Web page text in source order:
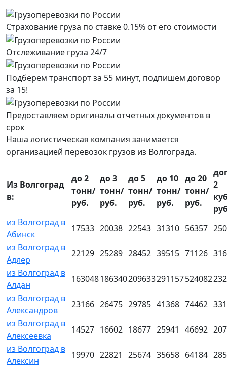
Страхование груза по ставке 0.15% от его стоимости
Отслеживание груза 24/7
Подберем транспорт за 55 минут, подпишем договор
за 15!
Предоставляем оригиналы отчетных документов в
срок
Наша логистическая компания занимается
организацией перевозок грузов из Волгограда.
Из Волгоград
в:
до 2
тонн/
руб.
до 3
тонн/
руб.
до 5
тонн/
руб.
до 10
тонн/
руб.
до 20
тонн/
руб.
2
из Волгоград в
Абинск
17533 20038 22543 31310 56357
из Волгоград в
Адлер
22129 25289 28452 39515 71126
из Волгоград в
Алдан
163048186340209633291157524082
из Волгоград в
Александров
23166 26475 29785 41368 74462
из Волгоград в
Алексеевка
14527 16602 18677 25941 46692
из Волгоград в
Алексин
19970 22821 25674 35658 64184